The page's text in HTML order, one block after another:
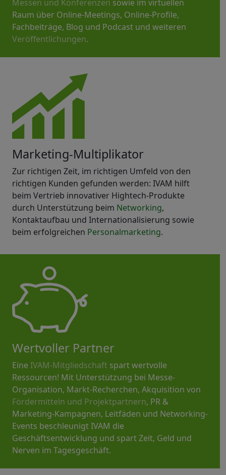
Messen und Konferenzen sowie im virtuellen
Raum über Online-Meetings, Online-Profile,
Fachbeiträge, Blog und Podcast und weiteren
Veröffentlichungen.
Marketing-Multiplikator
Zur richtigen Zeit, im richtigen Umfeld von den
richtigen Kunden gefunden werden: IVAM hilft
beim Vertrieb innovativer Hightech-Produkte
durch Unterstützung beim Networking,
Kontaktaufbau und Internationalisierung sowie
beim erfolgreichen Personalmarketing.
Wertvoller Partner
Eine IVAM-Mitgliedschaft spart wertvolle
Ressourcen! Mit Unterstützung bei Messe-
Organisation, Markt-Recherchen, Akquisition von
Fördermitteln und Projektpartnern, PR &
Marketing-Kampagnen, Leitfäden und Networking-
Events beschleunigt IVAM die
Geschäftsentwicklung und spart Zeit, Geld und
Nerven im Tagesgeschäft.